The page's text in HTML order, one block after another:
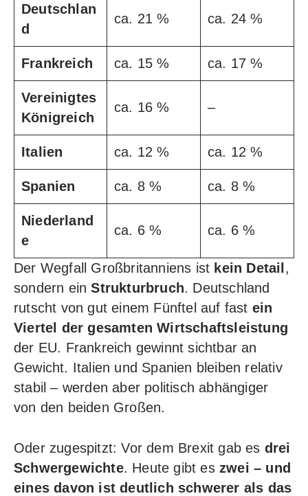
Deutschlan
d
ca. 21 % ca. 24 %
Frankreich ca. 15 % ca. 17 %
Vereinigtes
Königreich
ca. 16 % –
Italien ca. 12 % ca. 12 %
Spanien ca. 8 % ca. 8 %
Niederland
e
ca. 6 % ca. 6 %
Der Wegfall Großbritanniens ist kein Detail,
sondern einStrukturbruch. Deutschland
rutscht von gut einem Fünftel auf fast ein
Viertel der gesamten Wirtschaftsleistung
der EU. Frankreich gewinnt sichtbar an
Gewicht. Italien und Spanien bleiben relativ
stabil – werden aber politisch abhängiger
von den beiden Großen.
Oder zugespitzt: Vor dem Brexit gab es drei
Schwergewichte. Heute gibt eszwei – und
eines davon ist deutlich schwerer als das